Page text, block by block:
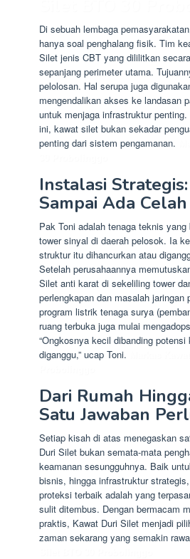
Di sebuah lembaga
hanya soal penghalang fisik. Tim
Silet jenis CBT yang dililitkan
sepanjang perimeter utama.
pelolosan. Hal serupa juga
mengendalikan akses ke landasan
untuk menjaga infrastruktur
ini, kawat silet bukan sekadar
penting dari sistem pengamanan.
Instalasi
Sampai Ada Celah
Pak Toni adalah tenaga teknis
tower sinyal di daerah pelosok. Ia
struktur itu dihancurkan atau
Setelah perusahaannya
Silet anti karat di sekeliling tower
perlengkapan dan masalah
program listrik tenaga surya
ruang terbuka juga mulai
“Ongkosnya kecil dibanding
diganggu,” ucap Toni.
Dari Rumah
Satu Jawaban
Setiap kisah di atas menegaskan
Duri Silet bukan semata-mata
keamanan sesungguhnya. Baik
bisnis, hingga infrastruktur
proteksi terbaik adalah yang
sulit ditembus. Dengan bermacam
praktis, Kawat Duri Silet menjadi
zaman sekarang yang semakin